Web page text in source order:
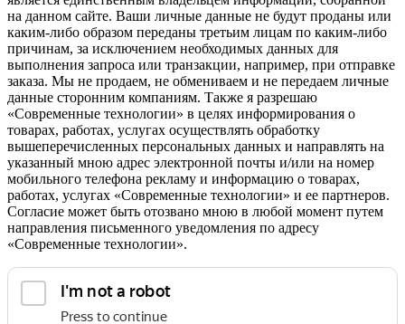
на данном сайте. Ваши личные данные не будут проданы или
каким-либо образом переданы третьим лицам по каким-либо
причинам, за исключением необходимых данных для
выполнения запроса или транзакции, например, при отправке
заказа. Мы не продаем, не обмениваем и не передаем личные
данные сторонним компаниям. Также я разрешаю
«Современные технологии» в целях информирования о
товарах, работах, услугах осуществлять обработку
вышеперечисленных персональных данных и направлять на
указанный мною адрес электронной почты и/или на номер
мобильного телефона рекламу и информацию о товарах,
работах, услугах «Современные технологии» и ее партнеров.
Согласие может быть отозвано мною в любой момент путем
направления письменного уведомления по адресу
«Современные технологии».